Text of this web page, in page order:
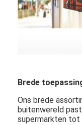
LCD optisch In
Binnen Digitale
Waterdichte
Brede
Ons brede
buitenwereld
supermarkten tot